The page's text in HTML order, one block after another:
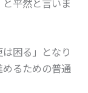
困る」となり
るための普通